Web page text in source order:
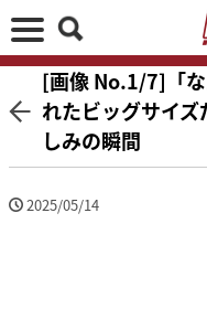
[画像 No.1/7]「
れたビッグサイ
しみの瞬間
2025/05/14